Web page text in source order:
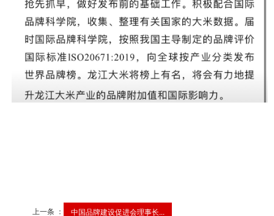
上一条 ： 中国品牌建设促进会理事长...